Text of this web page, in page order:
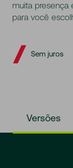
muita presença
para você
Sem juros
Versões